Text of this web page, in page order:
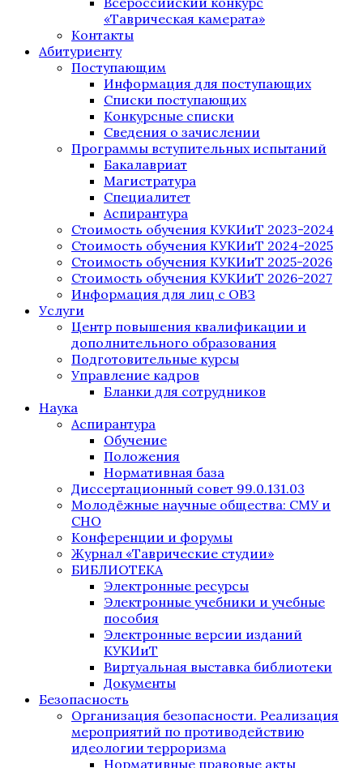
«Таврическая камерата»
Контакты
Абитуриенту
Поступающим
Информация для поступающих
Списки поступающих
Конкурсные списки
Сведения о зачислении
Программы вступительных испытаний
Бакалавриат
Магистратура
Специалитет
Аспирантура
Стоимость обучения КУКИиТ 2023-2024
Стоимость обучения КУКИиТ 2024-2025
Стоимость обучения КУКИиТ 2025-2026
Стоимость обучения КУКИиТ 2026-2027
Информация для лиц с ОВЗ
Услуги
Центр повышения квалификации и
дополнительного образования
Подготовительные курсы
Управление кадров
Бланки для сотрудников
Наука
Аспирантура
Обучение
Положения
Нормативная база
Диссертационный совет 99.0.131.03
Молодёжные научные общества: СМУ и
СНО
Конференции и форумы
Журнал «Таврические студии»
БИБЛИОТЕКА
Электронные ресурсы
Электронные учебники и учебные
пособия
Электронные версии изданий
КУКИиТ
Виртуальная выставка библиотеки
Документы
Безопасность
Организация безопасности. Реализация
мероприятий по противодействию
идеологии терроризма
Нормативные правовые акты